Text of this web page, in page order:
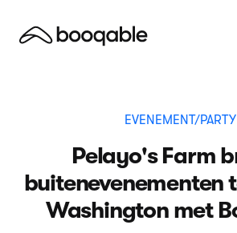
EVENEMENT/PARTY
Pelayo's Farm
buitenevenementen
Washington met